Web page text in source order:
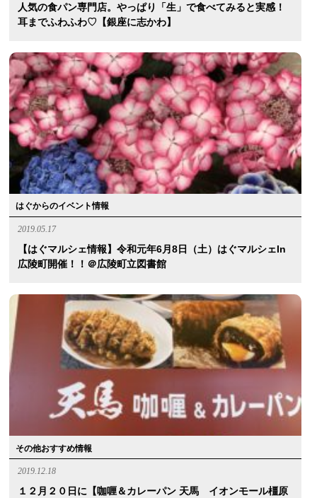
人気の食パン専門店。やっぱり「生」で食べてみると実感！
耳までふわふわ♡【銀座に志かわ】
はぐからのイベント情報
2019.05.17
【はぐマルシェ情報】令和元年6月8日（土）はぐマルシェin
広陵町開催！！＠広陵町立図書館
その他おすすめ情報
2019.12.18
１２月２０日に【咖喱＆カレーパン 天馬 イオンモール橿原